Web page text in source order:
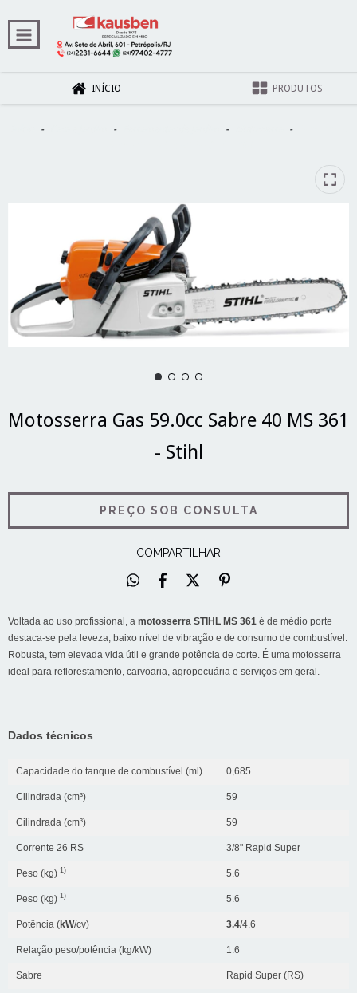
INÍCIO PRODUTOS
- - - -
Motosserra Gas 59.0cc Sabre 40 MS 361
- Stihl
COMPARTILHAR
Voltada ao uso profissional, a motosserra STIHL MS 361 é de médio porte
destaca-se pela leveza, baixo nível de vibração e de consumo de combustível.
Robusta, tem elevada vida útil e grande potência de corte. É uma motosserra
ideal para reflorestamento, carvoaria, agropecuária e serviços em geral.
Dados técnicos
Capacidade do tanque de combustível (ml) 0,685
Cilindrada (cm³) 59
Cilindrada (cm³) 59
Corrente 26 RS 3/8" Rapid Super
Peso (kg) 1) 5.6
Peso (kg) 1) 5.6
Potência (kW/cv) 3.4/4.6
Relação peso/potência (kg/kW) 1.6
Sabre Rapid Super (RS)